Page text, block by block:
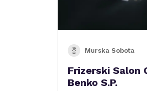
Murska Sobota
Frizerski Salon
Benko S.P.